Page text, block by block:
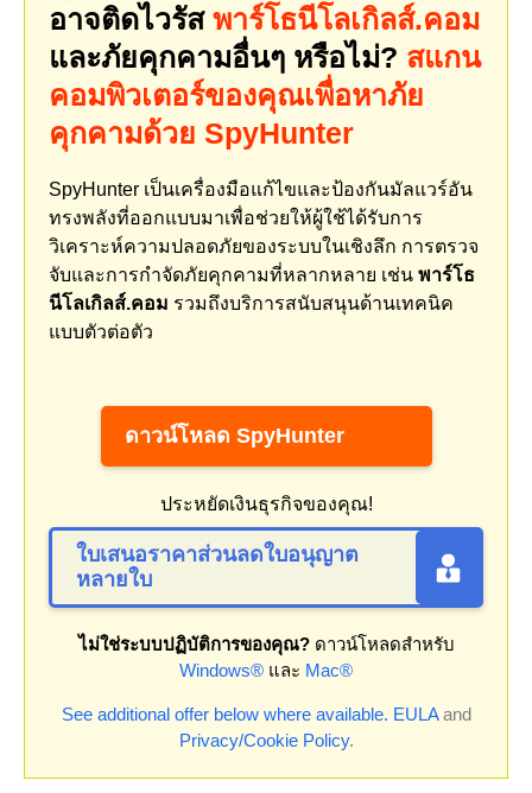
อาจติดไวรัส พาร์โธนีโลเกิลส์.คอม
และภัยคุกคามอื่นๆ หรือไม่? สแกน
คอมพิวเตอร์ของคุณเพื่อหาภัย
คุกคามด้วย SpyHunter
SpyHunter เป็นเครื่องมือแก้ไขและป้องกันมัลแวร์อัน
ทรงพลังที่ออกแบบมาเพื่อช่วยให้ผู้ใช้ได้รับการ
วิเคราะห์ความปลอดภัยของระบบในเชิงลึก การตรวจ
จับและการกำจัดภัยคุกคามที่หลากหลาย เช่น พาร์โธ
นีโลเกิลส์.คอม รวมถึงบริการสนับสนุนด้านเทคนิค
แบบตัวต่อตัว
ดาวน์โหลด SpyHunter
ประหยัดเงินธุรกิจของคุณ!
ใบเสนอราคาส่วนลดใบอนุญาต
หลายใบ
ไม่ใช่ระบบปฏิบัติการของคุณ?ดาวน์โหลดสำหรับ
Windows® และ Mac®
See additional offer below where available. EULAand
Privacy/Cookie Policy.